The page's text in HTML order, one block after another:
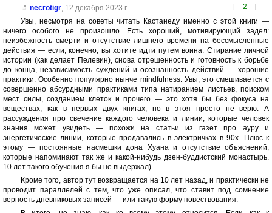
[ 2 ]
necrotigr, 12 декабря 2023 г.
Увы, несмотря на советы читать Кастанеду именно с этой книги —
ничего особого не произошло. Есть хороший, мотивирующий задел:
неизбежность смерти и отсутствие лишнего времени на бессмысленные
действия — если, конечно, вы хотите идти путем воина. Стирание личной
истории (как делает Пелевин), снова отрешенность и готовность к борьбе
до конца, независимость суждений и осознанность действий — хорошие
практики. Особенно популярно нынче mindfulness. Увы, это смешивается с
совершенно абсурдными практиками типа натиранием листьев, поиском
мест силы, созданием клеток и прочего — это хотя бы без фокуса на
веществах, как в первых двух книгах, но в этоя просто не верю. А
рассуждения про свечение каждого человека и линии, которые человек
знания может увидеть — похожи на статьи из газет про ауру и
энергетические линии, которые продавались в электричках в 90х. Плюс к
этому — постоянные насмешки дона Хуана и отсутствие объяснений,
которые напоминают так же и какой-нибудь дзен-буддистский монастырь.
10 лет такого обучения я бы не выдержал)
Кроме того, автор тут возвращается на 10 лет назад, и практически не
проводит параллелей с тем, что уже описал, что ставит под сомнение
верность дневниковых записей — или такую форму повествования.